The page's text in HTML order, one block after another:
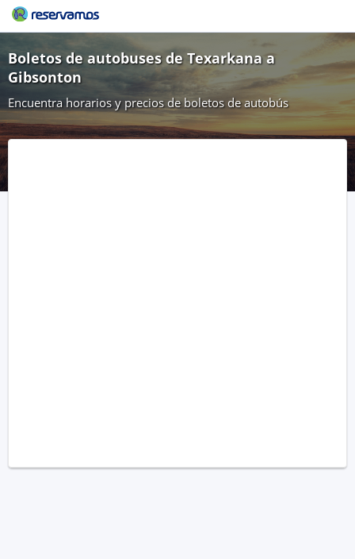
Boletos de autobuses de Texarkana a
Gibsonton
Encuentra horarios y precios de boletos de autobús